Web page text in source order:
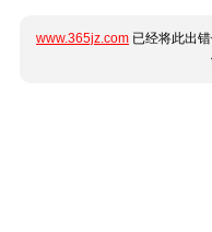
www.365jz.com 已经将此出